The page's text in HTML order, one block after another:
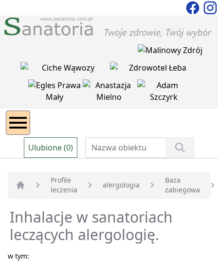
Ulubione (0)
Strona główna
Profile
leczenia
alergologia
Baza
zabiegowa
Inhalacje w sanatoriach
leczących alergologię.
w tym: